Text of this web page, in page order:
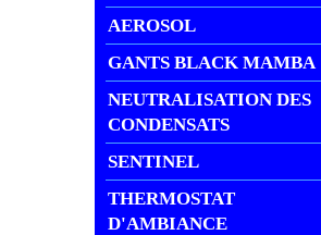
AEROSOL
GANTS BLACK MAMBA
NEUTRALISATION DES
CONDENSATS
SENTINEL
THERMOSTAT
D'AMBIANCE